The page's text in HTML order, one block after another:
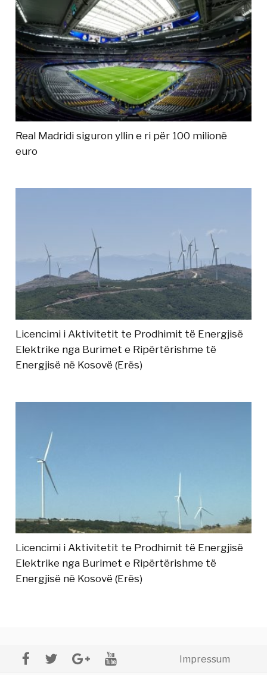
Real Madridi siguron yllin e ri për 100 milionë
euro
Licencimi i Aktivitetit te Prodhimit të Energjisë
Elektrike nga Burimet e Ripërtërishme të
Energjisë në Kosovë (Erës)
Licencimi i Aktivitetit te Prodhimit të Energjisë
Elektrike nga Burimet e Ripërtërishme të
Energjisë në Kosovë (Erës)
Impressum